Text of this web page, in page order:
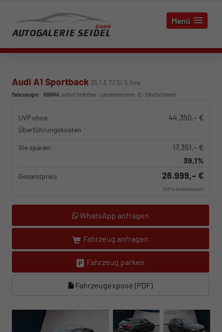
Menü
Audi A1 Sportback 35 1.5 TFSI S line
Fahrzeugnr.: 109041, sofort lieferbar , Landesversion: D - Deutschland
UVP ohne
Überführungskosten
44.350,– €
Sie sparen:
17.351,– €
39,1%
Gesamtpreis 26.999,– €
Differenzbesteuert
WhatsApp anfragen
Fahrzeug anfragen
Fahrzeug parken
Fahrzeugexposé (PDF)